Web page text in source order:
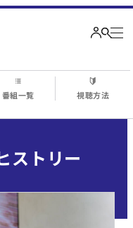
番組一覧 視聴方法
ストリー